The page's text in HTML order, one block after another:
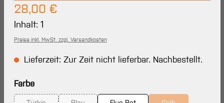
Regulärer Preis:
28,00 €
Inhalt: 1
Preise inkl. MwSt. zzgl. Versandkosten
Lieferzeit: Zur Zeit nicht lieferbar. Nachbestellt.
Farbeauswählen